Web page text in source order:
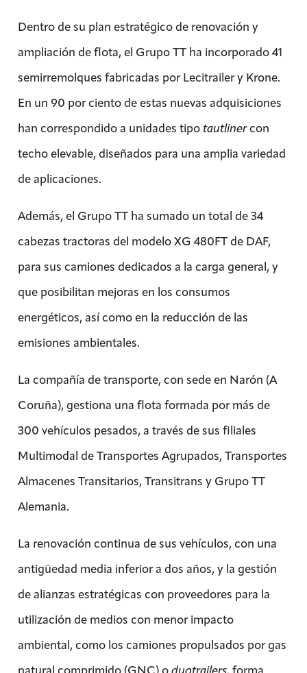
Dentro de su plan estratégico de renovación y
ampliación de flota, el Grupo TT ha incorporado 41
semirremolques fabricadas por Lecitrailer y Krone.
En un 90 por ciento de estas nuevas adquisiciones
han correspondido a unidades tipo tautlinercon
techo elevable, diseñados para una amplia variedad
de aplicaciones.
Además, el Grupo TT ha sumado un total de 34
cabezas tractoras del modelo XG 480FT de DAF,
para sus camiones dedicados a la carga general, y
que posibilitan mejoras en los consumos
energéticos, así como en la reducción de las
emisiones ambientales.
La compañía de transporte, con sede en Narón (A
Coruña), gestiona una flota formada por más de
300 vehículos pesados, a través de sus filiales
Multimodal de Transportes Agrupados, Transportes
Almacenes Transitarios, Transitrans y Grupo TT
Alemania.
La renovación continua de sus vehículos, con una
antigüedad media inferior a dos años, y la gestión
de alianzas estratégicas con proveedores para la
utilización de medios con menor impacto
ambiental, como los camiones propulsados por gas
natural comprimido (GNC) o duotrailers, forma